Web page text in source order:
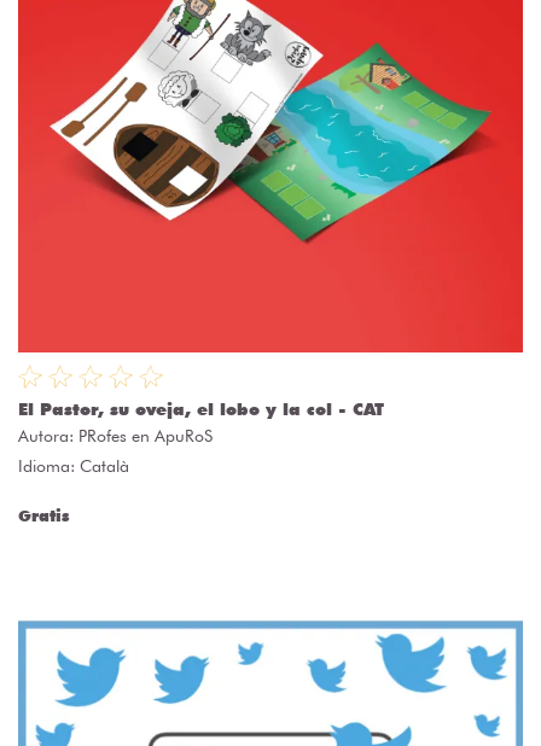
El Pastor, su oveja, el lobo y la col - CAT
Autora: PRofes en ApuRoS
Idioma: Català
Gratis